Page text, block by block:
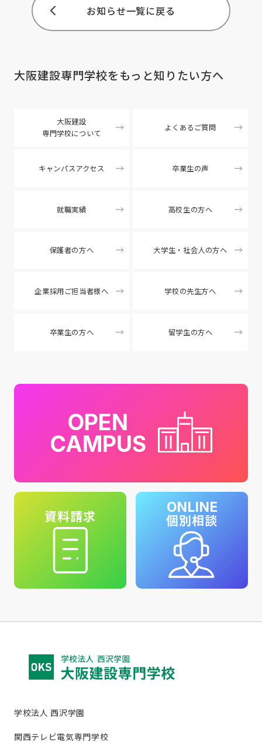
お知らせ一覧に戻る
大阪建設専門学校をもっと知りたい方へ
大阪建設
専門学校について
よくあるご質問
キャンパスアクセス 卒業生の声
就職実績 高校生の方へ
保護者の方へ 大学生・社会人の方へ
企業採用ご担当者様へ 学校の先生方へ
卒業生の方へ 留学生の方へ
OPEN
CAMPUS
資料請求
ONLINE
個別相談
学校法人 西沢学園
関西テレビ電気専門学校